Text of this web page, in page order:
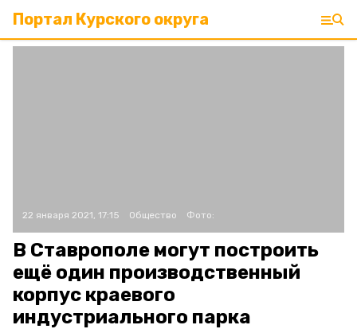
Портал Курского округа
22 января 2021, 17:15 Общество Фото:
В Ставрополе могут построить
ещё один производственный
корпус краевого
индустриального парка